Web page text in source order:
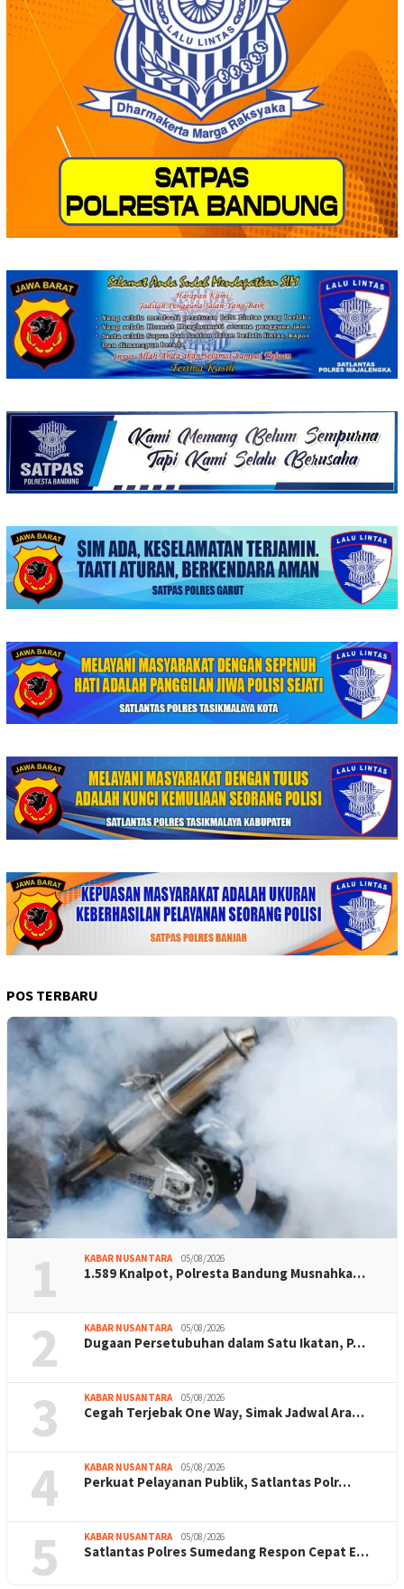
POS TERBARU
1 KABAR NUSANTARA 05/08/2026
1.589 Knalpot, Polresta Bandung Musnahka…
2 KABAR NUSANTARA 05/08/2026
Dugaan Persetubuhan dalam Satu Ikatan, P…
3 KABAR NUSANTARA 05/08/2026
Cegah Terjebak One Way, Simak Jadwal Ara…
4 KABAR NUSANTARA 05/08/2026
Perkuat Pelayanan Publik, Satlantas Polr…
5 KABAR NUSANTARA 05/08/2026
Satlantas Polres Sumedang Respon Cepat E…